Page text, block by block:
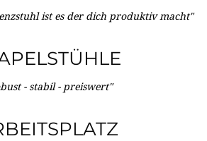
ist es der dich produktiv macht"
- stabil - preiswert"